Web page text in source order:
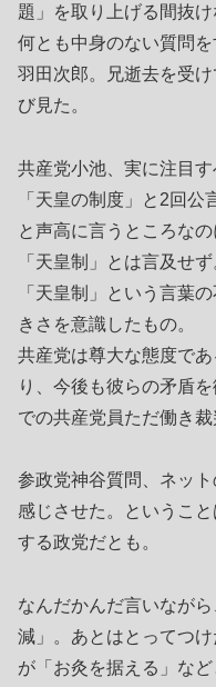
題」を取り上げる間抜
何とも中身のない質問
羽田次郎。兄逝去を受
び見た。
共産党小池、実に注目す
「天皇の制度」と2回公
と声高に言うところな
「天皇制」とは言及せ
「天皇制」という言葉
きさを意識したもの。
共産党は尊大な態度で
り、今後も彼らの矛盾
での共産党員ただ働き
参政党神谷質問、ネッ
感じさせた。というこ
する政党だとも。
なんだかんだ言いなが
減」。あとはとってつ
が「お灸を据える」な